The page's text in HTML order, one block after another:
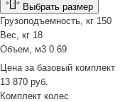
Выбрать размер
Грузоподъемность, кг 150
Вес, кг 18
Объем, м3 0.69
Цена за базовый комплект
13 870 руб.
Комплект колес